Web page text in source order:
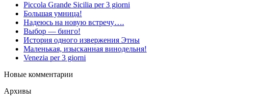
Piccola Grande Sicilia per 3 giorni
Большая умница!
Надеюсь на новую встречу….
Выбор — бинго!
История одного извержения Этны
Маленькая, изысканная винодельня!
Venezia per 3 giorni
Новые комментарии
Архивы